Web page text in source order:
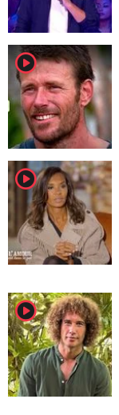
player2
player2
player2